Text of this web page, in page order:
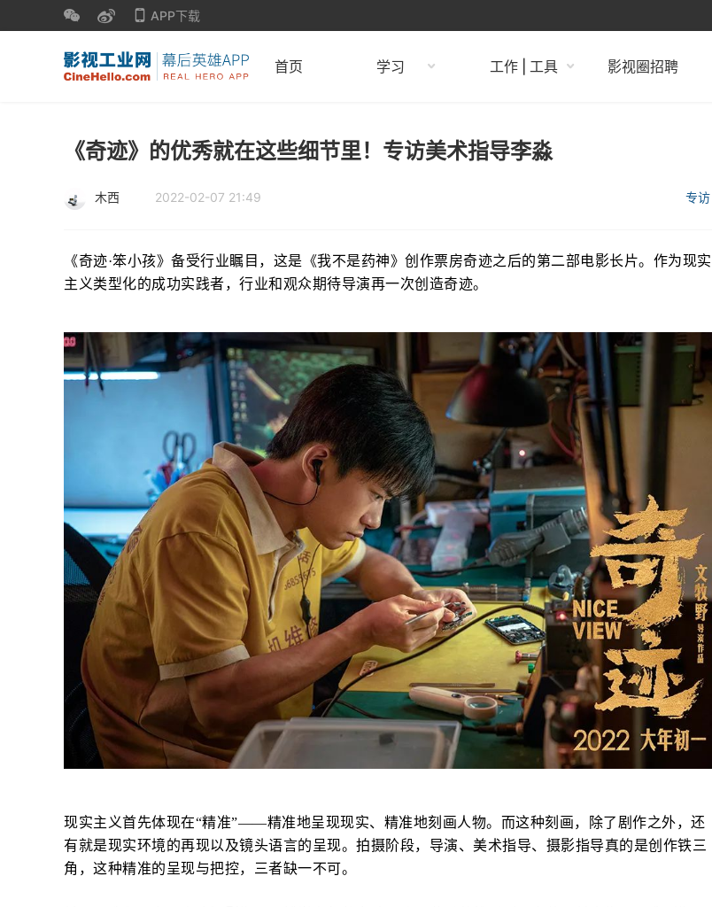
APP下载
首页 学习 工作 | 工具 影视圈招聘
《奇迹》的优秀就在这些细节里！专访美术指导李淼
木西 2022-02-07 21:49 专访
《奇迹·笨小孩》备受行业瞩目，这是《我不是药神》创作票房奇迹之后的第二部电影长片。作为现实
主义类型化的成功实践者，行业和观众期待导演再一次创造奇迹。
现实主义首先体现在“精准”——精准地呈现现实、精准地刻画人物。而这种刻画，除了剧作之外，还
有就是现实环境的再现以及镜头语言的呈现。拍摄阶段，导演、美术指导、摄影指导真的是创作铁三
角，这种精准的呈现与把控，三者缺一不可。